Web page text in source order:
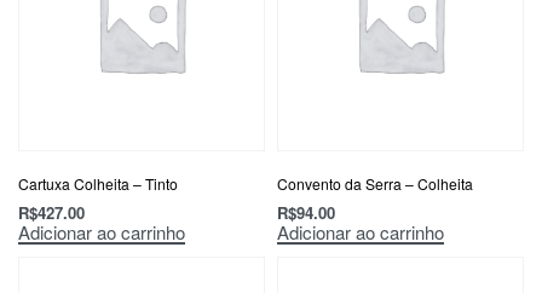
Cartuxa Colheita – Tinto
R$427.00
Adicionar ao carrinho
Convento da Serra – Colheita
R$94.00
Adicionar ao carrinho